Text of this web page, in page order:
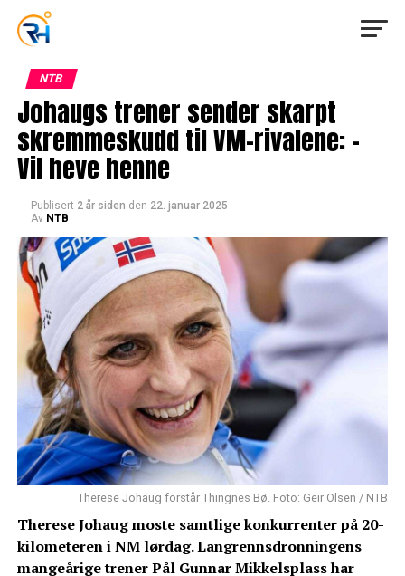
NTB
Johaugs trener sender skarpt
skremmeskudd til VM-rivalene: –
Vil heve henne
Publisert 2 år siden den 22. januar 2025
Av NTB
Therese Johaug forstår Thingnes Bø. Foto: Geir Olsen / NTB
Therese Johaug moste samtlige konkurrenter på 20-
kilometeren i NM lørdag. Langrennsdronningens
mangeårige trener Pål Gunnar Mikkelsplass har